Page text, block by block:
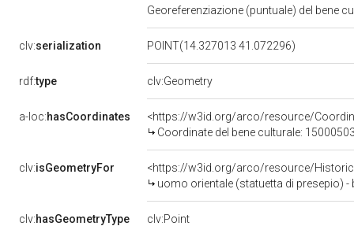
Georeferenziazione (puntuale) del bene
clv:serialization POINT(14.327013 41.072296)
rdf:type clv:Geometry
a-loc:hasCoordinates
<https://w3id.org/arco/resource/
Coordinate del bene culturale:
clv:isGeometryFor
<https://w3id.org/arco/resource/
uomo orientale (statuetta di presepio)
clv:hasGeometryType clv:Point